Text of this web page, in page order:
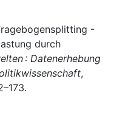
-
durch
: Datenerhebung
,